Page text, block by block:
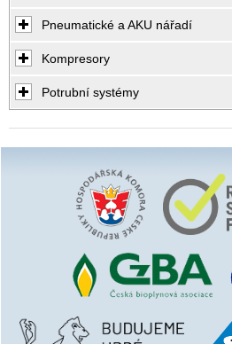
Pneumatické a AKU nářadí
Kompresory
Potrubní systémy